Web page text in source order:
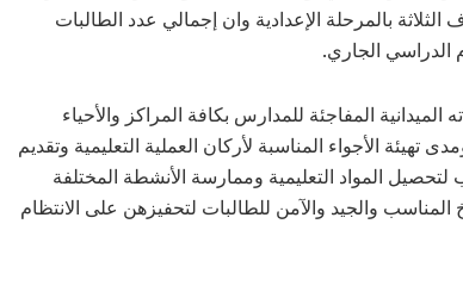
الثلاثة بالمرحلة الإعدادية وان إجمالي عدد الطالبات
الميدانية المفاجئة للمدارس بكافة المراكز والأحياء
تهيئة الأجواء المناسبة لأركان العملية التعليمية وتقديم
المواد التعليمية وممارسة الأنشطة المختلفة
المناسب والجيد والآمن للطالبات لتحفيزهن على الانتظام